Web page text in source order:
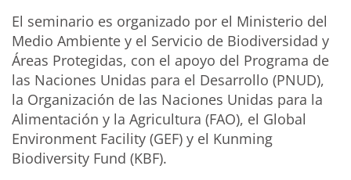
El seminario es organizado por el Ministerio del
Medio Ambiente y el Servicio de Biodiversidad y
Áreas Protegidas, con el apoyo del Programa de
las Naciones Unidas para el Desarrollo (PNUD),
la Organización de las Naciones Unidas para la
Alimentación y la Agricultura (FAO), el Global
Environment Facility (GEF) y el Kunming
Biodiversity Fund (KBF).